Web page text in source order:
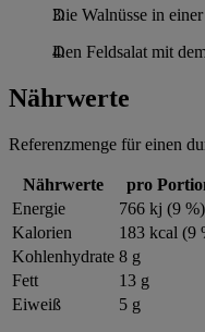
Die Walnüsse in
Den Feldsalat mit
Nährwerte
Referenzmenge für einen
Nährwerte
pro
Energie
766 kj (9 %)
Kalorien
183 kcal (9
Kohlenhydrate 8 g
Fett
13 g
Eiweiß
5 g